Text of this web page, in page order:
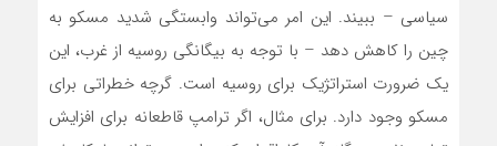
سیاسی – ببیند. این امر می‌تواند وابستگی شدید مسکو به
چین را کاهش دهد – با توجه به بیگانگی روسیه از غرب، این
یک ضرورت استراتژیک برای روسیه است. گرچه خطراتی برای
مسکو وجود دارد. برای مثال، اگر ترامپ قاطعانه برای افزایش